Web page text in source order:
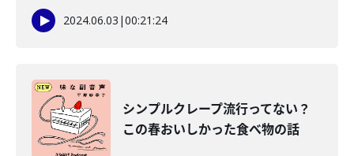
2024.06.03 |00:21:24
シンプルクレープ流行ってない？
この春おいしかった食べ物の話